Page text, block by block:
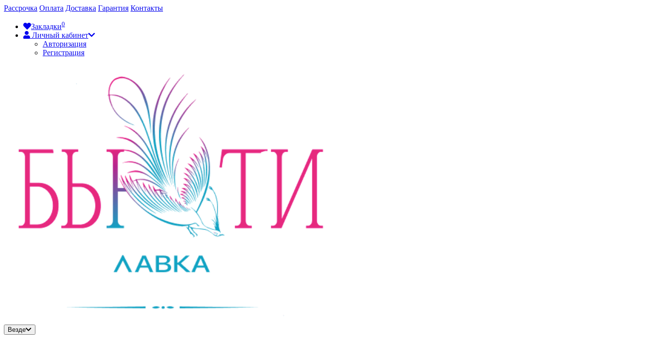
Рассрочка Оплата Доставка Гарантия Контакты
Закладки0
Личный кабинет
Авторизация
Регистрация
Везде